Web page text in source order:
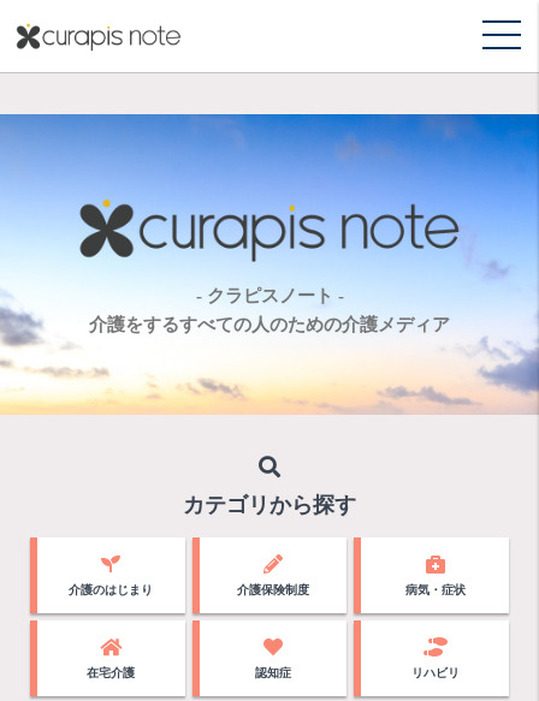
- クラピスノート -
介護をするすべての人のための介護メディア
カテゴリから探す
介護のはじまり 介護保険制度 病気・症状
在宅介護 認知症 リハビリ